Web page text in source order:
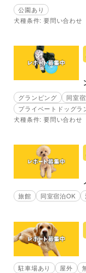
公園あり
犬種条件: 要問い合わせ
グランピング 同室
プライベートドッグラ
犬種条件: 要問い合わせ
旅館 同室宿泊OK
駐車場あり 屋外